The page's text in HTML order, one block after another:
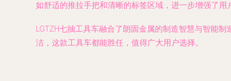
如舒适的推拉手把和清晰的标签区域，进一步增强了用
LGTZH七抽工具车融合了朗固金属的制造智慧与智能
洁，这款工具车都能胜任，值得广大用户选择。